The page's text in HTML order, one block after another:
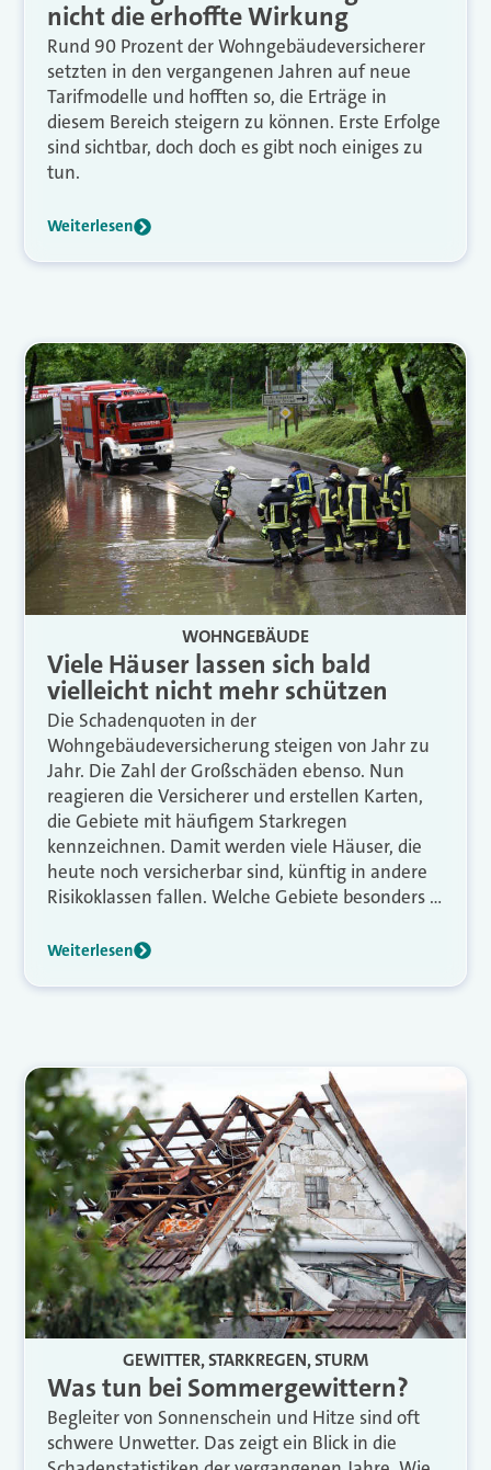
nicht die erhoffte Wirkung
Rund 90 Prozent der Wohngebäudeversicherer
setzten in den vergangenen Jahren auf neue
Tarifmodelle und hofften so, die Erträge in
diesem Bereich steigern zu können. Erste Erfolge
sind sichtbar, doch doch es gibt noch einiges zu
tun.
Weiterlesen
WOHNGEBÄUDE
Viele Häuser lassen sich bald
vielleicht nicht mehr schützen
Die Schadenquoten in der
Wohngebäudeversicherung steigen von Jahr zu
Jahr. Die Zahl der Großschäden ebenso. Nun
reagieren die Versicherer und erstellen Karten,
die Gebiete mit häufigem Starkregen
kennzeichnen. Damit werden viele Häuser, die
heute noch versicherbar sind, künftig in andere
Risikoklassen fallen. Welche Gebiete besonders …
Weiterlesen
GEWITTER, STARKREGEN, STURM
Was tun bei Sommergewittern?
Begleiter von Sonnenschein und Hitze sind oft
schwere Unwetter. Das zeigt ein Blick in die